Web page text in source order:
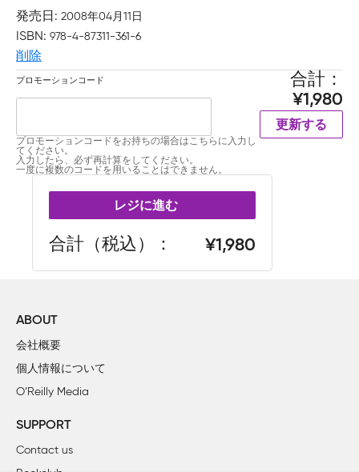
発売日 2008年04月11日
ISBN 978-4-87311-361-6
削除
プロモーションコード
プロモーションコードをお持ちの場合はこちらに入力し
てください。
入力したら、必ず再計算をしてください。
一度に複数のコードを用いることはできません。
合計
1,980
更新する
レジに進む
合計（税込） 1,980
ABOUT
会社概要
個人情報について
O’Reilly Media
SUPPORT
Contact us